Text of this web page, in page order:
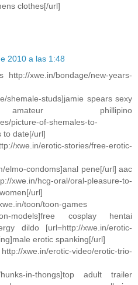
clothes[/url]
2010 a las 1:48
xwe.in/bondage/new-years-
shemale-studs]jamie spears sexy
amateur phillipino
picture-of-shemales-to-
to date[/url]
xwe.in/erotic-stories/free-erotic-
elmo-condoms]anal pene[/url] aac
xwe.in/hcg-oral/oral-pleasure-to-
url]
toon/toon-games
models]free cosplay hentai
dildo [url=http://xwe.in/erotic-
erotic spanking[/url]
xwe.in/erotic-video/erotic-trio-
hunks-in-thongs]top adult trailer